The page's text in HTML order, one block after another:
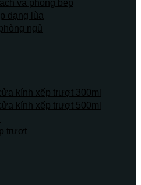
và phòng bếp
dạng lùa
ngủ
kính xếp trượt 300ml
kính xếp trượt 500ml
trượt